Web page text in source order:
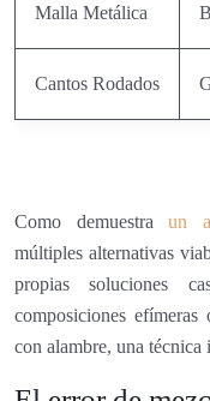
Malla Metálica
Cantos Rodados
Como demuestraun
múltiples alternativas
propias soluciones
composiciones
con alambre, una técnica